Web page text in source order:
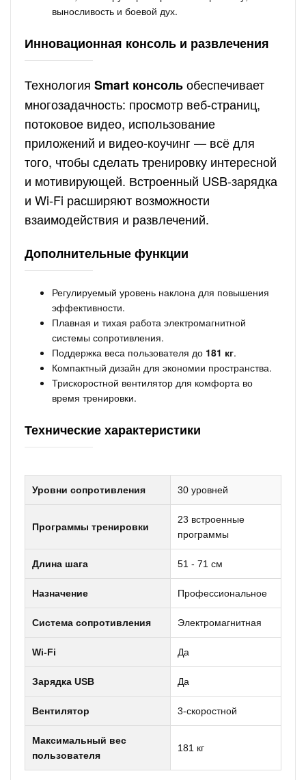
выносливость и боевой дух.
Инновационная консоль и развлечения
Технология Smart консольобеспечивает
многозадачность: просмотр веб-страниц,
потоковое видео, использование
приложений и видео-коучинг — всё для
того, чтобы сделать тренировку интересной
и мотивирующей. Встроенный USB-зарядка
и Wi-Fi расширяют возможности
взаимодействия и развлечений.
Дополнительные функции
Регулируемый уровень наклона для повышения
эффективности.
Плавная и тихая работа электромагнитной
системы сопротивления.
Поддержка веса пользователя до 181 кг.
Компактный дизайн для экономии пространства.
Трискоростной вентилятор для комфорта во
время тренировки.
Технические характеристики
Уровни сопротивления 30 уровней
Программы тренировки
23 встроенные
программы
Длина шага 51 - 71 см
Назначение Профессиональное
Система сопротивления Электромагнитная
Wi-Fi Да
Зарядка USB Да
Вентилятор 3-скоростной
Максимальный вес
пользователя
181 кг